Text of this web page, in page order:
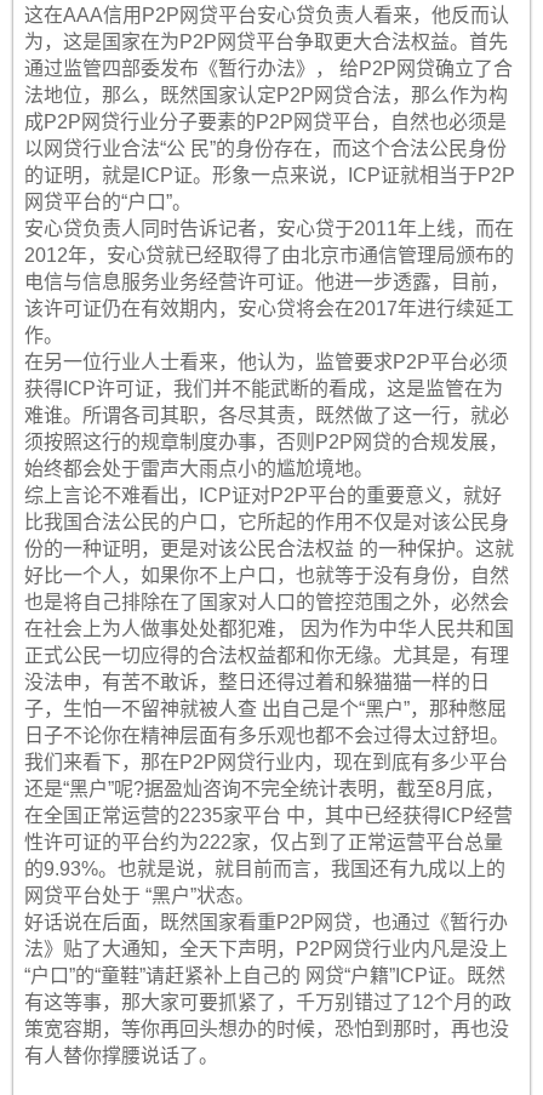
这在AAA信用P2P网贷平台安心贷负责人看来，他反而认
为，这是国家在为P2P网贷平台争取更大合法权益。首先
通过监管四部委发布《暂行办法》， 给P2P网贷确立了合
法地位，那么，既然国家认定P2P网贷合法，那么作为构
成P2P网贷行业分子要素的P2P网贷平台，自然也必须是
以网贷行业合法“公 民”的身份存在，而这个合法公民身份
的证明，就是ICP证。形象一点来说，ICP证就相当于P2P
网贷平台的“户口”。
安心贷负责人同时告诉记者，安心贷于2011年上线，而在
2012年，安心贷就已经取得了由北京市通信管理局颁布的
电信与信息服务业务经营许可证。他进一步透露，目前，
该许可证仍在有效期内，安心贷将会在2017年进行续延工
作。
在另一位行业人士看来，他认为，监管要求P2P平台必须
获得ICP许可证，我们并不能武断的看成，这是监管在为
难谁。所谓各司其职，各尽其责，既然做了这一行，就必
须按照这行的规章制度办事，否则P2P网贷的合规发展，
始终都会处于雷声大雨点小的尴尬境地。
综上言论不难看出，ICP证对P2P平台的重要意义，就好
比我国合法公民的户口，它所起的作用不仅是对该公民身
份的一种证明，更是对该公民合法权益 的一种保护。这就
好比一个人，如果你不上户口，也就等于没有身份，自然
也是将自己排除在了国家对人口的管控范围之外，必然会
在社会上为人做事处处都犯难， 因为作为中华人民共和国
正式公民一切应得的合法权益都和你无缘。尤其是，有理
没法申，有苦不敢诉，整日还得过着和躲猫猫一样的日
子，生怕一不留神就被人查 出自己是个“黑户”，那种憋屈
日子不论你在精神层面有多乐观也都不会过得太过舒坦。
我们来看下，那在P2P网贷行业内，现在到底有多少平台
还是“黑户”呢?据盈灿咨询不完全统计表明，截至8月底，
在全国正常运营的2235家平台 中，其中已经获得ICP经营
性许可证的平台约为222家，仅占到了正常运营平台总量
的9.93%。也就是说，就目前而言，我国还有九成以上的
网贷平台处于 “黑户”状态。
好话说在后面，既然国家看重P2P网贷，也通过《暂行办
法》贴了大通知，全天下声明，P2P网贷行业内凡是没上
“户口”的“童鞋”请赶紧补上自己的 网贷“户籍”ICP证。既然
有这等事，那大家可要抓紧了，千万别错过了12个月的政
策宽容期，等你再回头想办的时候，恐怕到那时，再也没
有人替你撑腰说话了。